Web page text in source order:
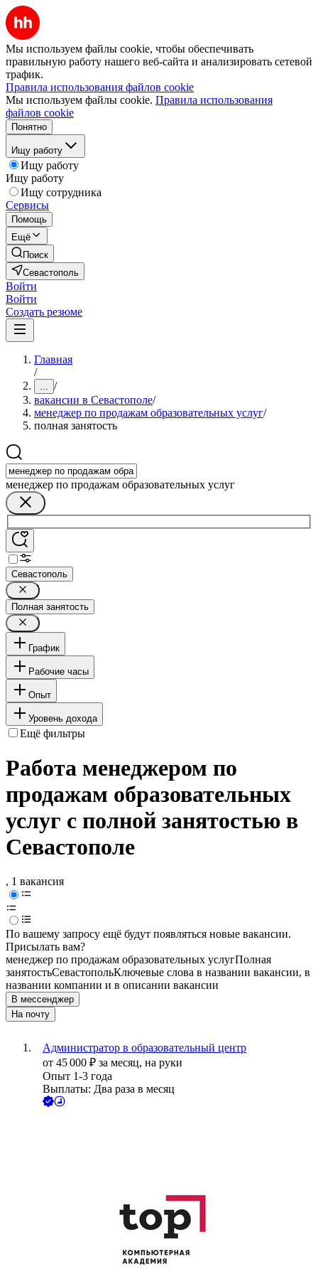
Мы используем файлы cookie, чтобы обеспечивать
правильную работу нашего веб-сайта и анализировать сетевой
трафик.
Правила использования файлов cookie
Мы используем файлы cookie. Правила использования
файлов cookie
Понятно
Ищу работу
Ищу работу
Ищу работу
Ищу сотрудника
Сервисы
Помощь
Ещё
Поиск
Севастополь
Войти
Войти
Создать резюме
Главная
/
... /
вакансии в Севастополе/
менеджер по продажам образовательных услуг/
полная занятость
менеджер по продажам образовательных услуг
Севастополь
Полная занятость
График
Рабочие часы
Опыт
Уровень дохода
Ещё фильтры
Работа менеджером по
продажам образовательных
услуг с полной занятостью в
Севастополе
, 1 вакансия
По вашему запросу ещё будут появляться новые вакансии.
Присылать вам?
менеджер по продажам образовательных услугПолная
занятостьСевастопольКлючевые слова в названии вакансии, в
названии компании и в описании вакансии
В мессенджер
На почту
Администратор в образовательный центр
от 45 000 ₽ за месяц, на руки
Опыт 1-3 года
Выплаты: Два раза в месяц